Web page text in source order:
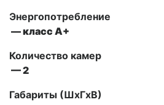
Энергопотребление
— класс А+
Количество камер
— 2
Габариты (ШxГxВ)